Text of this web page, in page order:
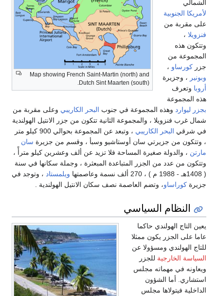
Map showing French Saint-Martin (north) and
Dutch Sint Maarten (south).
الشمالي
لأمريكا الجنوبية
على مقربة من
فنزويلا ،
وتتكون هذه
المجموعة من
جزر كورساو ،
وبونير ، وجزيرة
أروبا وتعرف
هذه المجموعة
بجزر ليوارد وهذه المجموعة في جنوب البحر الكاريبي وعلى مقربة من
شمال غرب فنزويلا ، والمجموعة الثانية تتكون من جزر الانتيل الهولندية
في شرقي البحر الكاريبي
، وتبعد عن المجموعة بحوالي 900 كيلو متر
، وتتكون من جزيرتي سان أوستاشيو وسبأ ، وقسم من جزيرة سان
مارتن ، والدولة صغيرة المساحة فلا تزيد عن ألف وعشرين كيلو مترأً ،
وتتكون من عدد من الجزر المتباعدة المبعثرة ، وجملة سكانها في سنة
( 1408هـ - 1988 م ) ، 270 ألف نسمة وعاصمتها
ويلمستاد ، وتوجد في
جزيرة كوراساو، وتضم العاصمة نصف سكان الانتيل الهولندية .
النظام السياسي
يعين التاج الهولندي حاكما
عاما على الجزر يكون ممثلا
للتاج الهولندي ومسؤولا عن
السياسة الخارجية للجزر
ويعاونه في مهماته مجلس
استشاري. أما الشؤون
الداخلية فيتولاها مجلس